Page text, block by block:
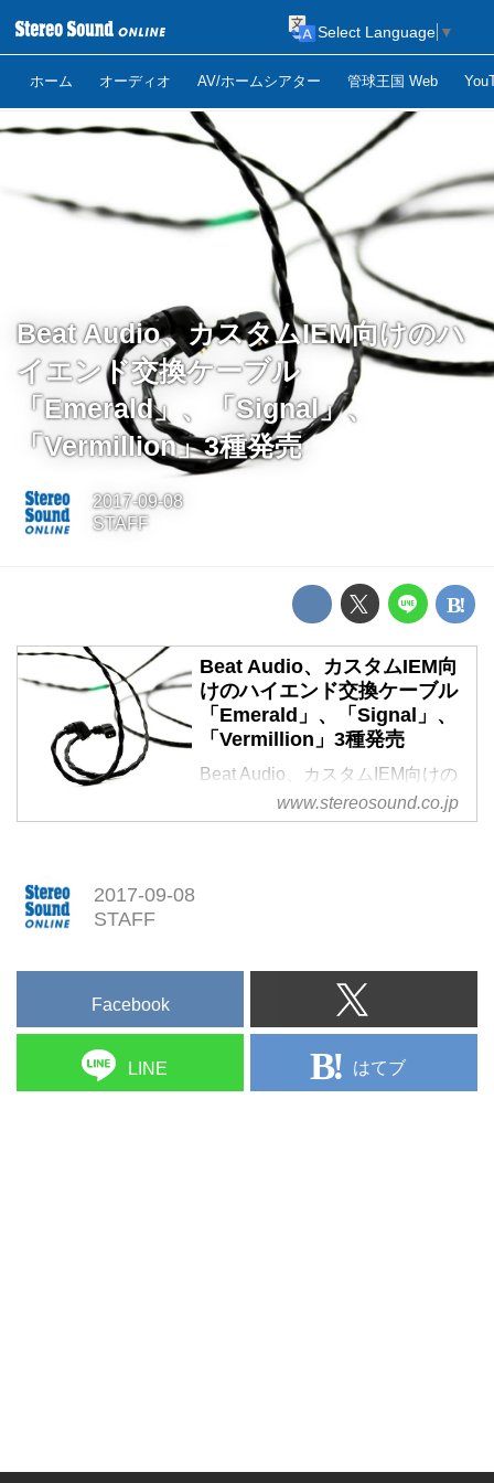
ホーム オーディオ AV/ホームシアター 管球王国 Web
Select Language ▼
Beat Audio、カスタムIEM向けのハ
イエンド交換ケーブル
「Emerald」、「Signal」、
「Vermillion」3種発売
2017-09-08
STAFF
Beat Audio、カスタムIEM向
けのハイエンド交換ケーブル
「Emerald」、「Signal」、
「Vermillion」3種発売
Beat Audio、カスタムIEM向けの
ハイエンド交換ケーブル
「Emerald」、「Signal」、
www.stereosound.co.jp
2017-09-08
STAFF
Facebook
LINE はてブ